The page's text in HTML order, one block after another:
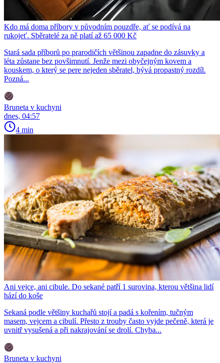
Kdo má doma příbory v původním pouzdře, ať se podívá na
rukojeť. Sběratelé za ně platí až 65 000 Kč
Stará sada příborů po prarodičích většinou zapadne do zásuvky a
léta zůstane bez povšimnutí. Jenže mezi obyčejným kovem a
kouskem, o který se pere nejeden sběratel, bývá propastný rozdíl.
Pozná...
Bruneta v kuchyni
dnes, 04:57
4 min
Ani vejce, ani cibule. Do sekané patří 1 surovina, kterou většina lidí
hází do koše
Sekaná podle většiny kuchařů stojí a padá s kořením, tučným
masem, vejcem a cibulí. Přesto z trouby často vyjde pečeně, která je
uvnitř vysušená a při nakrajování se drolí. Chyba...
Bruneta v kuchyni